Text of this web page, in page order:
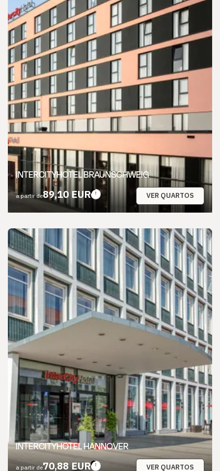
INTERCITYHOTEL BRAUNSCHWEIG
a partir de89,10 EUR VER QUARTOS
INTERCITYHOTEL HANNOVER
a partir de70,88 EUR VER QUARTOS